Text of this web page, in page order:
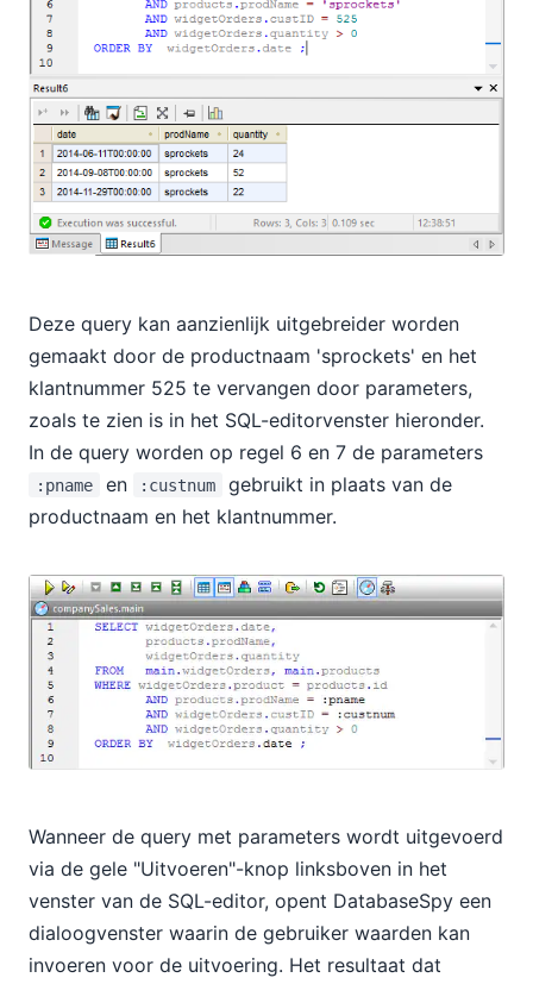
Deze query kan aanzienlijk uitgebreider worden
gemaakt door de productnaam 'sprockets' en het
klantnummer 525 te vervangen door parameters,
zoals te zien is in het SQL-editorvenster hieronder.
In de query worden op regel 6 en 7 de parameters
:pname en :custnum
gebruikt in plaats van de
productnaam en het klantnummer.
Wanneer de query met parameters wordt uitgevoerd
via de gele "Uitvoeren"-knop linksboven in het
venster van de SQL-editor, opent DatabaseSpy een
dialoogvenster waarin de gebruiker waarden kan
invoeren voor de uitvoering. Het resultaat dat